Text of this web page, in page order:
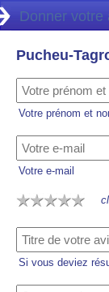
Donner votre
Pucheu-
Votre prénom et
Votre e-mail
Si vous deviez